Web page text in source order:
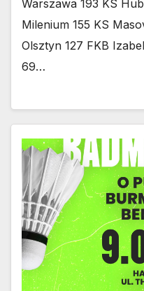
Warszawa 193 KS
Milenium 155 KS
Olsztyn 127 FKB
69…